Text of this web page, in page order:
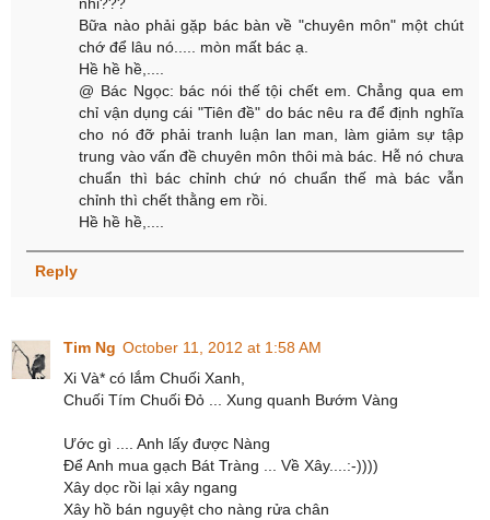
Bữa nào phải gặp bác bàn về "chuyên môn" một chút
chớ để lâu nó..... mòn mất bác ạ.
Hề hề hề,....
@ Bác Ngọc: bác nói thế tội chết em. Chẳng qua em
chỉ vận dụng cái "Tiên đề" do bác nêu ra để định nghĩa
cho nó đỡ phải tranh luận lan man, làm giảm sự tập
trung vào vấn đề chuyên môn thôi mà bác. Hễ nó chưa
chuẩn thì bác chỉnh chứ nó chuẩn thế mà bác vẫn
chỉnh thì chết thằng em rồi.
Hề hề hề,....
Reply
Tim Ng October 11, 2012 at 1:58 AM
Xi Và* có lắm Chuối Xanh,
Chuối Tím Chuối Đỏ ... Xung quanh Bướm Vàng
Ước gì .... Anh lấy được Nàng
Để Anh mua gạch Bát Tràng ... Về Xây....:-))))
Xây dọc rồi lại xây ngang
Xây hồ bán nguyệt cho nàng rửa chân